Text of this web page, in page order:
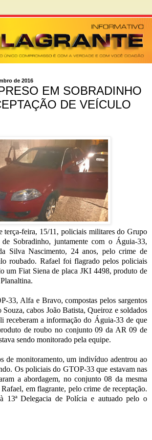
de 2016
EM SOBRADINHO
DE VEÍCULO
terça-feira, 15/11, policiais militares do Grupo
Sobradinho, juntamente com o Águia-33,
Silva Nascimento, 24 anos, pelo crime de
roubado. Rafael foi flagrado pelos policiais
um Fiat Siena de placa JKI 4498, produto de
33, Alfa e Bravo, compostas pelos sargentos
cabos João Batista, Queiroz e soldados
receberam a informação do Águia-33 de que
de roubo no conjunto 09 da AR 09 de
sendo monitorado pela equipe.
de monitoramento, um indivíduo adentrou ao
Os policiais do GTOP-33 que estavam nas
a abordagem, no conjunto 08 da mesma
em flagrante, pelo crime de receptação.
13ª Delegacia de Polícia e autuado pelo o